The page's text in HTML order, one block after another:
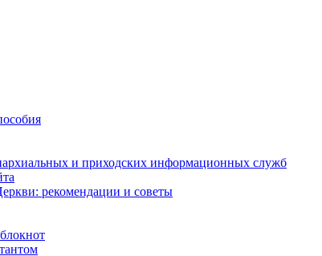
и приходских информационных служб
рекомендации и советы